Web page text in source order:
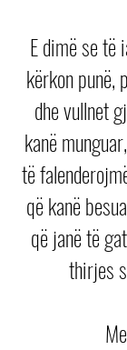
E dimë se të
kërkon punë,
dhe vullnet
kanë
të
që kanë
që janë të
thirjes